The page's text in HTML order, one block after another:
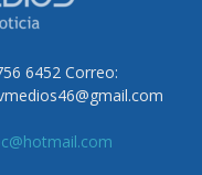
6452 Correo: